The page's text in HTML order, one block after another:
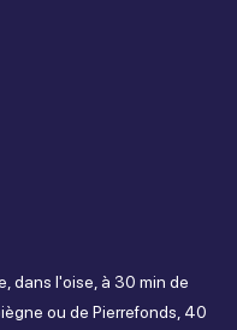
dans l'oise, à 30 min de
ou de Pierrefonds, 40